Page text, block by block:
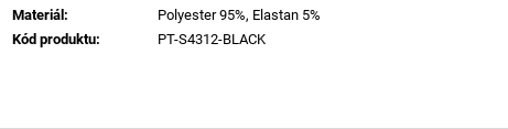
Materiál:
Polyester 95%, Elastan 5%
Kód produktu: PT-S4312-BLACK